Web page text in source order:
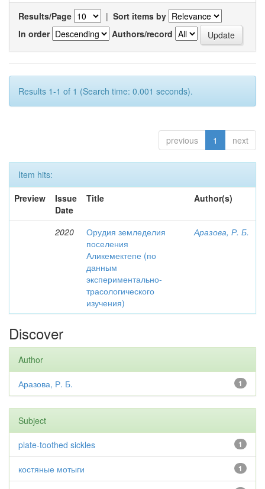
Results/Page | Sort items by
In order
Authors/record
Results 1-1 of 1 (Search time: 0.001 seconds).
previous 1 next
Item hits:
Preview
Issue
Date
Title Author(s)
2020
Орудия земледелия
поселения
Аликемектепе (по
данным
экспериментально-
трасологического
изучения)
Аразова, Р. Б.
Discover
Author
1
Аразова, Р. Б.
Subject
1
plate-toothed sickles
1
костяные мотыги